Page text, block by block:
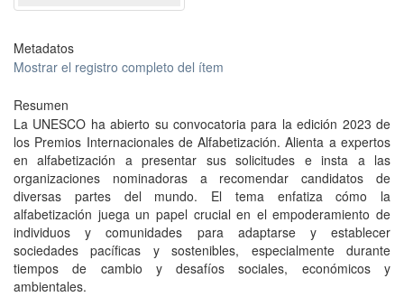
Metadatos
Mostrar el registro completo del ítem
Resumen
La UNESCO ha abierto su convocatoria para la edición 2023 de
los Premios Internacionales de Alfabetización. Alienta a expertos
en alfabetización a presentar sus solicitudes e insta a las
organizaciones nominadoras a recomendar candidatos de
diversas partes del mundo. El tema enfatiza cómo la
alfabetización juega un papel crucial en el empoderamiento de
individuos y comunidades para adaptarse y establecer
sociedades pacíficas y sostenibles, especialmente durante
tiempos de cambio y desafíos sociales, económicos y
ambientales.